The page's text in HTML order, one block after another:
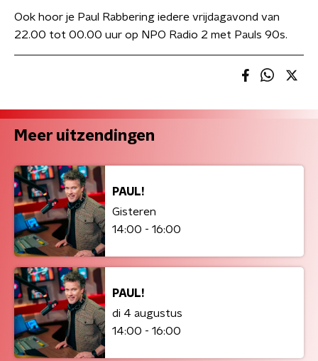
Ook hoor je Paul Rabbering iedere vrijdagavond van
22.00 tot 00.00 uur op NPO Radio 2 met Pauls 90s.
Meer uitzendingen
PAUL!
Gisteren
14:00 - 16:00
PAUL!
di 4 augustus
14:00 - 16:00